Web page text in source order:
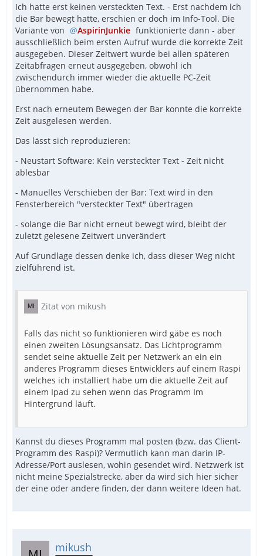
Ich hatte erst keinen versteckten Text. - Erst nachdem ich
die Bar bewegt hatte, erschien er doch im Info-Tool. Die
Variante von
AspirinJunkie funktionierte dann - aber
ausschließlich beim ersten Aufruf wurde die korrekte Zeit
ausgegeben. Dieser Zeitwert wurde bei allen späteren
Zeitabfragen erneut ausgegeben, obwohl ich
zwischendurch immer wieder die aktuelle PC-Zeit
übernommen habe.
Erst nach erneutem Bewegen der Bar konnte die korrekte
Zeit ausgelesen werden.
Das lässt sich reproduzieren:
- Neustart Software: Kein versteckter Text - Zeit nicht
ablesbar
- Manuelles Verschieben der Bar: Text wird in den
Fensterbereich "versteckter Text" übertragen
- solange die Bar nicht erneut bewegt wird, bleibt der
zuletzt gelesene Zeitwert unverändert
Auf Grundlage dessen denke ich, dass dieser Weg nicht
zielführend ist.
Zitat von mikush
Falls das nicht so funktionieren wird gäbe es noch
einen zweiten Lösungsansatz. Das Lichtprogramm
sendet seine aktuelle Zeit per Netzwerk an ein ein
anderes Programm dieses Entwicklers auf einem Raspi
welches ich installiert habe um die aktuelle Zeit auf
einem Ipad zu sehen wenn das Programm Im
Hintergrund läuft.
Kannst du dieses Programm mal posten (bzw. das Client-
Programm des Raspi)? Vermutlich kann man darin IP-
Adresse/Port auslesen, wohin gesendet wird. Netzwerk ist
nicht meine Spezialstrecke, aber da wird sich hier sicher
der eine oder andere finden, der dann weitere Ideen hat.
mikush